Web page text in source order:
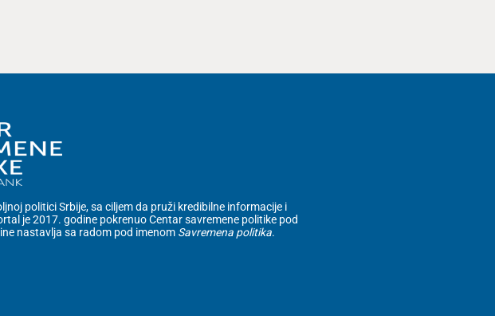
politici Srbije, sa ciljem da pruži kredibilne informacije i
je 2017. godine pokrenuo Centar savremene politike pod
nastavlja sa radom pod imenom Savremena politika.